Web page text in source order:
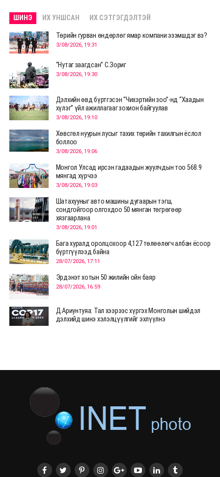
ШИНЭ ИХ УНШСАН ИХ СЭТГЭГДЭЛТЭЙ
Төрийн гурван өндөрлөг ямар компани эзэмшдэг вэ?
3/08/2026, 19:31
“Нутаг заагдсан” С.Зориг
3/08/2026, 19:30
Дэлхийн өвд бүртгэсэн “Чихэртийн зоо”-нд “Хаадын
хүлэг” үйл ажиллагааг зохион байгуулав
3/08/2026, 19:10
Хөвсгөл нуурын лусыг тахих төрийн тахилгын ёслол
боллоо
3/08/2026, 19:06
Монгол Улсад ирсэн гадаадын жуулчдын тоо 568.9
мянгад хүрчээ
3/08/2026, 19:03
Шатахууныг авто машины дугаарын тэгш,
сондгойгоор олгохдоо 50 мянган төгрөгөөр
хязгаарлана
3/08/2026, 19:01
Бага хуралд оролцохоор 4,127 төлөөлөгч албан ёсоор
бүртгүүлээд байна
28/07/2026, 17:11
Эрдэнэт хотын 50 жилийн ойн баяр
28/07/2026, 16:59
Д.Ариунтуяа: Тал хээрээс хүргэх Монголын шийдэл
дэлхийд шинэ хэлэлцүүлгийг эхлүүлнэ
28/07/2026, 12:04
ХӨВСГӨЛ Нутгийн зөвлөлөөс МУАЖ Д.Цэрэндарьзавт
2 өрөө байр олгоно
20/07/2026, 19:22
20/07/2026, 19:21